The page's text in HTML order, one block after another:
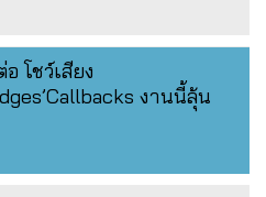
อ โชว์เสียง
งานนี้ลุ้น